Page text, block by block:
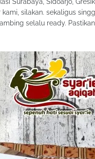
silakan. sekaligus
selalu ready.